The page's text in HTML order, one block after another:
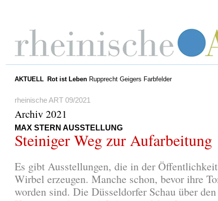
AKTUELL Rot ist LebenRupprecht Geigers Farbfelder
rheinische ART 09/2021
Archiv 2021
MAX STERN AUSSTELLUNG
Steiniger Weg zur Aufarbeitung
Es gibt Ausstellungen, die in der
Wirbel erzeugen. Manche schon, bevor ihre
worden sind. Die Düsseldorfer Schau über